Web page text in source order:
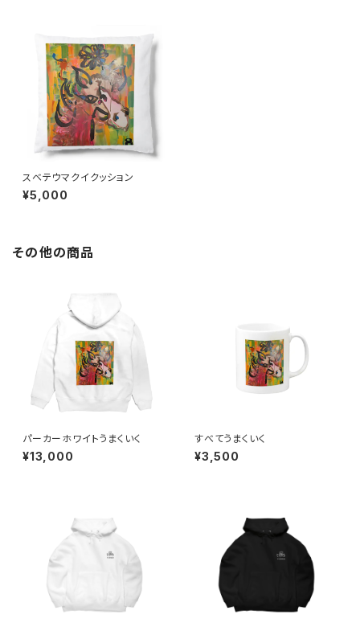
スベテウマクイクッション
¥5,000
その他の商品
パーカーホワイトうまくいく
¥13,000
すべてうまくいく
¥3,500